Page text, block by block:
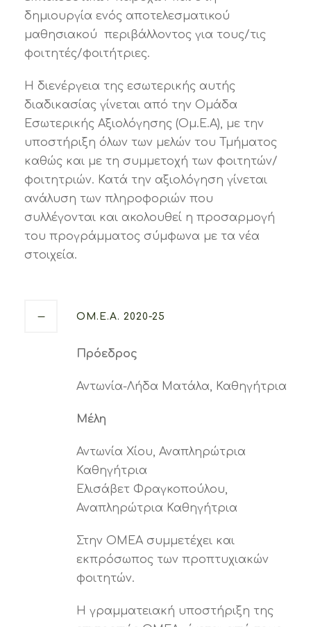
δημιουργία ενός αποτελεσματικού
μαθησιακού περιβάλλοντος για τους/τις
φοιτητές/φοιτήτριες.
Η διενέργεια της εσωτερικής αυτής
διαδικασίας γίνεται από την Ομάδα
Εσωτερικής Αξιολόγησης (Ομ.Ε.Α), με την
υποστήριξη όλων των μελών του Τμήματος
καθώς και με τη συμμετοχή των φοιτητών/
φοιτητριών. Κατά την αξιολόγηση γίνεται
ανάλυση των πληροφοριών που
συλλέγονται και ακολουθεί η προσαρμογή
του προγράμματος σύμφωνα με τα νέα
στοιχεία.
ΟΜ.Ε.Α. 2020-25
Πρόεδρος
Αντωνία-Λήδα Ματάλα, Καθηγήτρια
Μέλη
Αντωνία Χίου, Αναπληρώτρια
Καθηγήτρια
Ελισάβετ Φραγκοπούλου,
Αναπληρώτρια Καθηγήτρια
Στην ΟΜΕΑ συμμετέχει και
εκπρόσωπος των προπτυχιακών
φοιτητών.
Η γραμματειακή υποστήριξη της